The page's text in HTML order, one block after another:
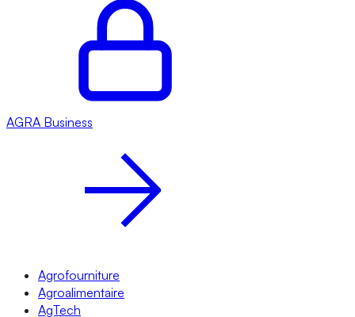
AGRA Business
Agrofourniture
Agroalimentaire
AgTech